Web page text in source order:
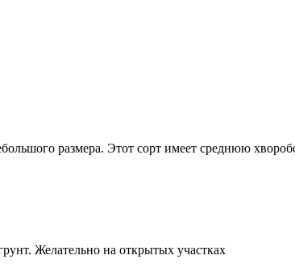
размера. Этот сорт имеет среднюю
Желательно на открытых участках